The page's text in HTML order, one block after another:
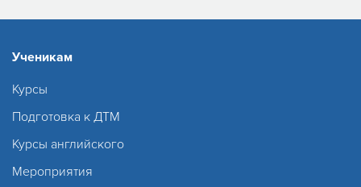
Ученикам
Курсы
Подготовка к ДТМ
Курсы английского
Мероприятия